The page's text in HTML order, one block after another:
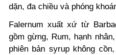
dặn, đa chiều và phóng
Falernum xuất xứ từ
gồm gừng, Rum, hạnh
phiên bản syrup không